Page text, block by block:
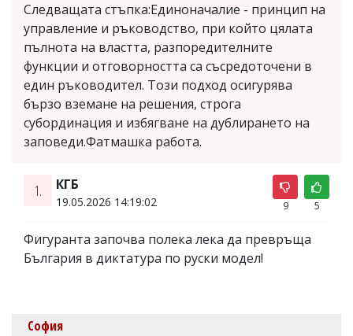
Следващата стъпка:Единоначалие - принцип на
управление и ръководство, при който цялата
пълнота на властта, разпоредителните
функции и отговорността са съсредоточени в
един ръководител. Този подход осигурява
бързо вземане на решения, строга
субординация и избягване на дублирането на
заповеди.Фатмашка работа.
1. КГБ
19.05.2026 14:19:02 9 5
Фигуранта започва полека лека да превръща
България в диктатура по руски модел!
София